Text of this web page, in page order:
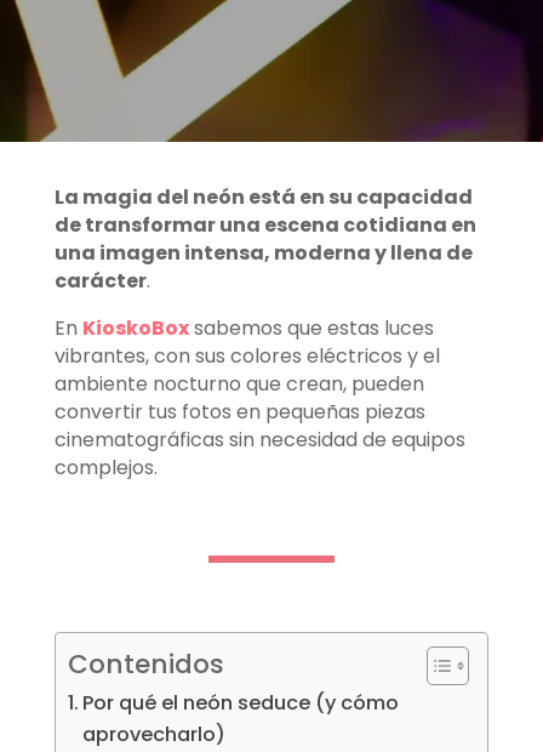
La magia del neón está en su capacidad
de transformar una escena cotidiana en
una imagen intensa, moderna y llena de
carácter.
En KioskoBoxsabemos que estas luces
vibrantes, con sus colores eléctricos y el
ambiente nocturno que crean, pueden
convertir tus fotos en pequeñas piezas
cinematográficas sin necesidad de equipos
complejos.
Contenidos
Por qué el neón seduce (y cómo
aprovecharlo)